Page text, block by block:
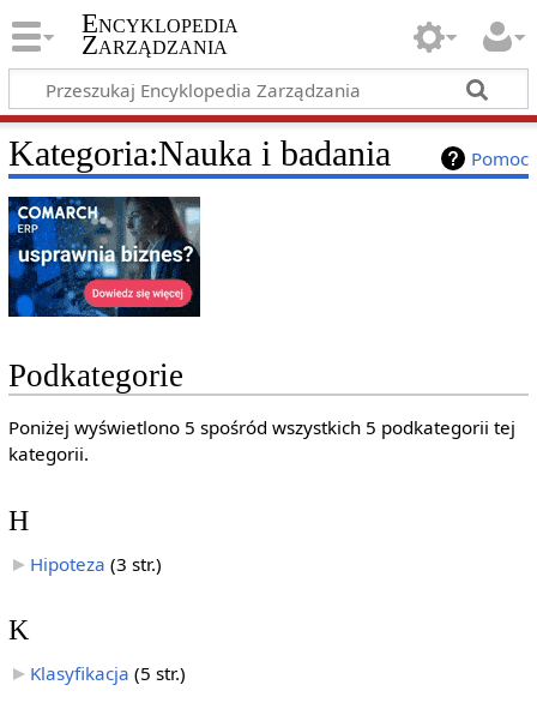
Encyklopedia
Zarządzania
Pomoc
Kategoria:Nauka i badania
Podkategorie
Poniżej wyświetlono 5 spośród wszystkich 5 podkategorii tej
kategorii.
H
Hipoteza (3 str.)
K
Klasyfikacja (5 str.)